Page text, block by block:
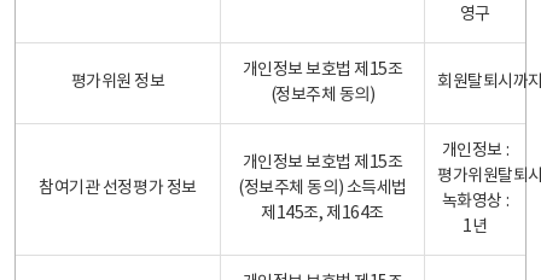
영구
평가위원 정보
개인정보 보호법 제15조
(정보주체 동의)
회원탈퇴시까
참여기관 선정평가 정보
개인정보 보호법 제15조
(정보주체 동의) 소득세법
제145조, 제164조
개인정보 :
평가위원탈퇴
녹화영상 :
1년